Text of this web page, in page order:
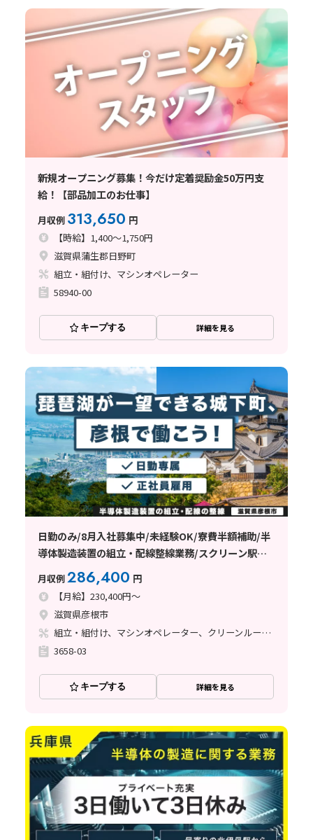
新規オープニング募集！今だけ定着奨励金50万円支
給！【部品加工のお仕事】
月収例 313,650 円
【時給】1,400～1,750円
滋賀県蒲生郡日野町
組立・組付け、マシンオペレーター
58940-00
キープする 詳細を見る
日勤のみ/8月入社募集中/未経験OK/寮費半額補助/半
導体製造装置の組立・配線整線業務/スクリーン駅か
ら徒歩1分の好立地！
月収例286,400 円
【月給】230,400円～
滋賀県彦根市
組立・組付け、マシンオペレーター、クリーンルーム、立ち作業、その他
3658-03
キープする 詳細を見る